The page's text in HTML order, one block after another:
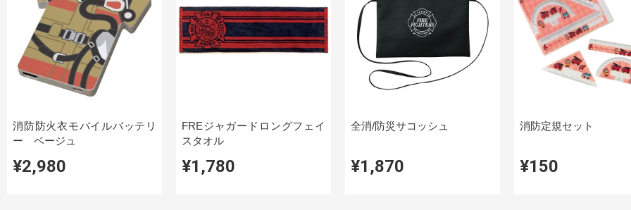
消防防火衣モバイルバッテリ
ー ベージュ
¥2,980
FREジャガードロングフェイ
スタオル
¥1,780
全消/防災サコッシュ
¥1,870
消防定規セット
¥150